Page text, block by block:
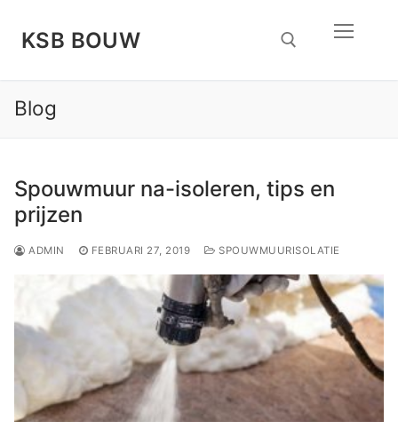
naar
inhoud
KSB BOUW
Blog
Spouwmuur na-isoleren, tips en
prijzen
ADMIN FEBRUARI 27, 2019 SPOUWMUURISOLATIE